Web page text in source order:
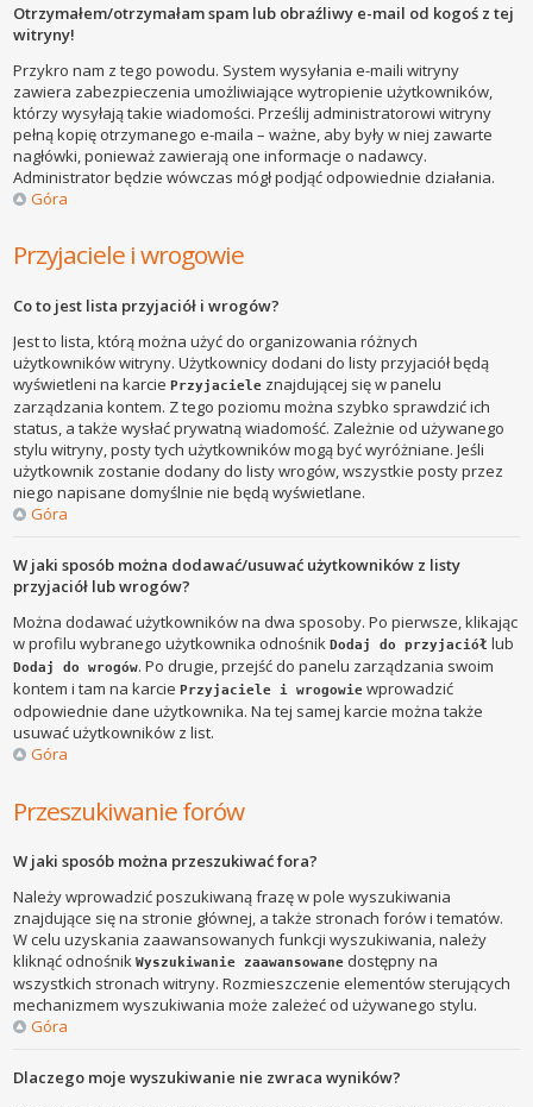
Otrzymałem/otrzymałam spam lub obraźliwy e-mail od kogoś z tej
witryny!
Przykro nam z tego powodu. System wysyłania e-maili witryny
zawiera zabezpieczenia umożliwiające wytropienie użytkowników,
którzy wysyłają takie wiadomości. Prześlij administratorowi witryny
pełną kopię otrzymanego e-maila – ważne, aby były w niej zawarte
nagłówki, ponieważ zawierają one informacje o nadawcy.
Administrator będzie wówczas mógł podjąć odpowiednie działania.
Góra
Przyjaciele i wrogowie
Co to jest lista przyjaciół i wrogów?
Jest to lista, którą można użyć do organizowania różnych
użytkowników witryny. Użytkownicy dodani do listy przyjaciół będą
wyświetleni na karciePrzyjaciele znajdującej się w panelu
zarządzania kontem. Z tego poziomu można szybko sprawdzić ich
status, a także wysłać prywatną wiadomość. Zależnie od używanego
stylu witryny, posty tych użytkowników mogą być wyróżniane. Jeśli
użytkownik zostanie dodany do listy wrogów, wszystkie posty przez
niego napisane domyślnie nie będą wyświetlane.
Góra
W jaki sposób można dodawać/usuwać użytkowników z listy
przyjaciół lub wrogów?
Można dodawać użytkowników na dwa sposoby. Po pierwsze, klikając
w profilu wybranego użytkownika odnośnikDodaj do przyjaciół lub
Dodaj do wrogów. Po drugie, przejść do panelu zarządzania swoim
kontem i tam na karciePrzyjaciele i wrogowie wprowadzić
odpowiednie dane użytkownika. Na tej samej karcie można także
usuwać użytkowników z list.
Góra
Przeszukiwanie forów
W jaki sposób można przeszukiwać fora?
Należy wprowadzić poszukiwaną frazę w pole wyszukiwania
znajdujące się na stronie głównej, a także stronach forów i tematów.
W celu uzyskania zaawansowanych funkcji wyszukiwania, należy
kliknąć odnośnikWyszukiwanie zaawansowane dostępny na
wszystkich stronach witryny. Rozmieszczenie elementów sterujących
mechanizmem wyszukiwania może zależeć od używanego stylu.
Góra
Dlaczego moje wyszukiwanie nie zwraca wyników?